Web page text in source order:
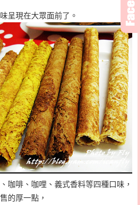
呈現在大眾面前了。
咖啡、咖哩、義式香料等四種口味，
的厚一點，